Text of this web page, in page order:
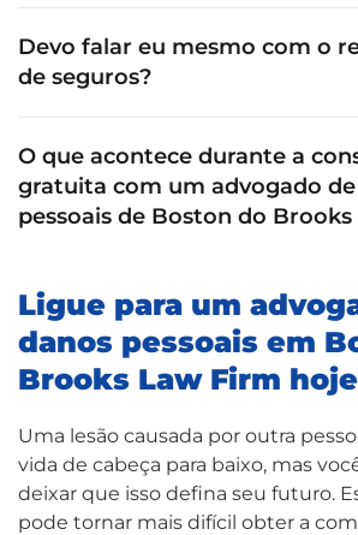
Devo falar eu mesmo com o
de seguros?
O que acontece durante a
gratuita com um advogado
pessoais de Boston do
Ligue para um
danos pessoais em
Brooks Law Firm
Uma lesão causada por outra
vida de cabeça para baixo, mas
deixar que isso defina seu futuro.
pode tornar mais difícil obter a